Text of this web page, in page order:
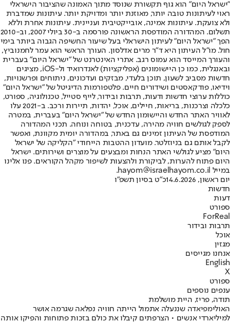
"ישראל היום" הוא גוף תקשורת שנוסד מתוך האמונה שהציבור הישראלי
ראוי לעיתונות טובה יותר, מאוזנת יותר ומדויקת יותר. עיתונות שמדברת
ולא צועקת. עיתונות אמינה, אובייקטיבית ועניינית. עיתונות אחרת וללא
תשלום. המהדורה המודפסת הראשונה פורסמה ב-30 ביולי 2007, וב-2010
הפך "ישראל היום" לעיתון הישראלי בעל שיעור החשיפה הגבוה ביותר בימי
חול. מו"ל העיתון היא ד"ר מרים אדלסון. העורך הראשי הוא עמר לחמנוביץ,
והעורך המייסד הוא עמוס רגב. אתרי האינטרנט של "ישראל היום" בעברית
ובאנגלית, כמו כן היישומונים (אפליקציות) לאנדרואיד ול-iOS, מציגים
חדשות מסביב לשעון, תוכן בלעדי, מבזקים ועדכונים, ניתוחים ופרשנויות,
וידיאו, פודקאסטים ושידורים חיים. פלטפורמות הדיגיטל של "ישראל היום"
כוללות ערוצי חדשות ודעות, תרבות ובידור, לייף סטייל, טכנולוגיה, ספורט,
כלכלה וצרכנות, בריאות, חיילים, אוכל, יהדות, תיירות ורכב. ב-2021 עלו
לאוויר האתר החדש והיישומון החדש של "ישראל היום" בעברית, במטרה
לספק לגולשים חוויה מהירה, עדכנית, בטוחה ונוחה. תכני המהדורה
המודפסת של העיתון זמינים גם באתר, במהדורה יומית מקוונת, ואפשר
לקבל אותם גם בניוזלטר. מועדון ההטבות הייחודי "הקליקה של ישראל
היום" מציע לגולשי האתר הנחות ומבצעים על מוצרים ושירותים. ישראל
היום פתוח להערות, לביקורת ולהצעות לשיפור מקהל הקוראים. פנו אלינו
במייל hayom@israelhayom.co.il.
יום ראשון, 14.6.2026
כ"ט בסיון תשפ"ו
חדשות
דעות
ספורט
ForReal
תרבות ובידור
אוכל
מגזין
אנחנו מגייסים
English
X
ספורט
ענפים נוספים
תודה, פריז, היית מושלמת
האולימפיאדה שננעלה אתמול הייתה חוויה נפלאה שגרמה אושר
למיליארדי אנשים • הצרפתים קיבלו את כולם בזכות פתוחות והפיקו אותה